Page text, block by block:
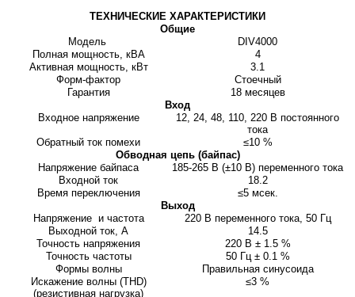
ТЕХНИЧЕСКИЕ ХАРАКТЕРИСТИКИ
Общие
Модель
DIV4000
Полная мощность, кВА
4
Активная мощность, кВт
3.1
Форм-фактор
Стоечный
Гарантия
18 месяцев
Вход
Входное напряжение
12, 24, 48, 110, 220 В постоянного
тока
Обратный ток помехи
≤10 %
Обводная цепь (байпас)
Напряжение байпаса
185-265 В (±10 В) переменного тока
Входной ток
18.2
Время переключения
≤5 мсек.
Выход
Напряжение и частота
220 В переменного тока, 50 Гц
Выходной ток, А
14.5
Точность напряжения
220 В ± 1.5 %
Точность частоты
50 Гц ± 0.1 %
Формы волны
Правильная синусоида
Искажение волны (THD)
(резистивная нагрузка)
≤3 %